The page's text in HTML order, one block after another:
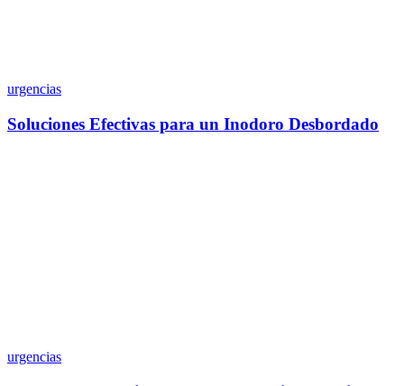
urgencias
Soluciones Efectivas para un Inodoro Desbordado
urgencias